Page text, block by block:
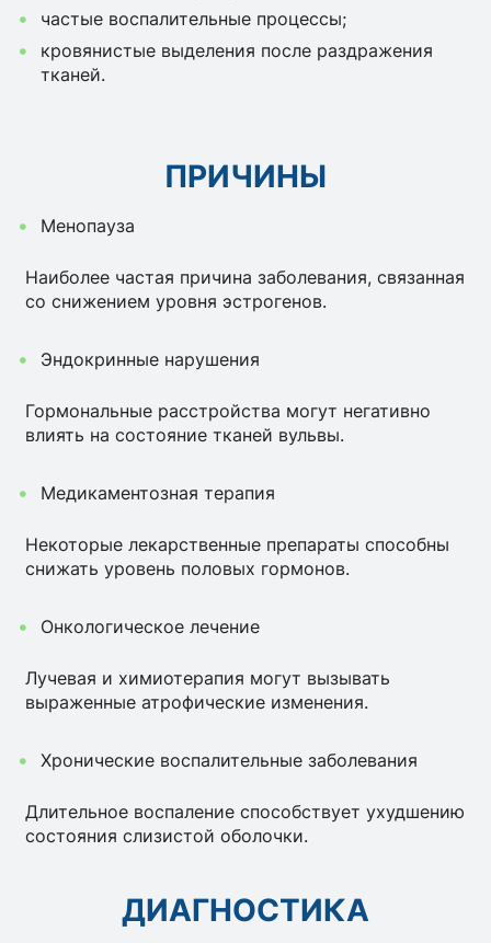
частые воспалительные процессы;
кровянистые выделения после раздражения
тканей.
ПРИЧИНЫ
Менопауза
Наиболее частая причина заболевания, связанная
со снижением уровня эстрогенов.
Эндокринные нарушения
Гормональные расстройства могут негативно
влиять на состояние тканей вульвы.
Медикаментозная терапия
Некоторые лекарственные препараты способны
снижать уровень половых гормонов.
Онкологическое лечение
Лучевая и химиотерапия могут вызывать
выраженные атрофические изменения.
Хронические воспалительные заболевания
Длительное воспаление способствует ухудшению
состояния слизистой оболочки.
ДИАГНОСТИКА